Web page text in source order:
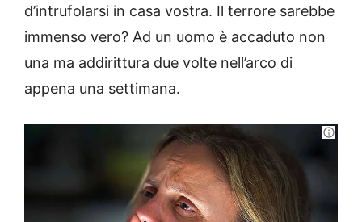
d’intrufolarsi in casa vostra. Il terrore sarebbe
immenso vero? Ad un uomo è accaduto non
una ma addirittura due volte nell’arco di
appena una settimana.